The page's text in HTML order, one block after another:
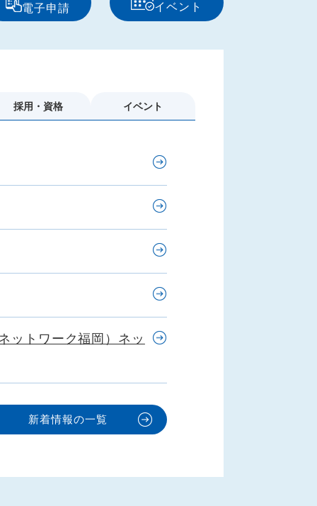
電子申請 イベント
採用・資格 イベント
ットワーク福岡）ネッ
新着情報の一覧